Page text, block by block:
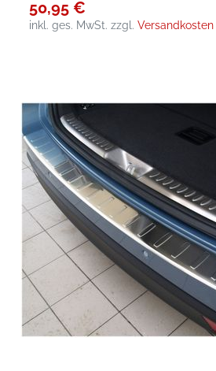
50,95 €
inkl. ges. MwSt. zzgl.Versandkosten